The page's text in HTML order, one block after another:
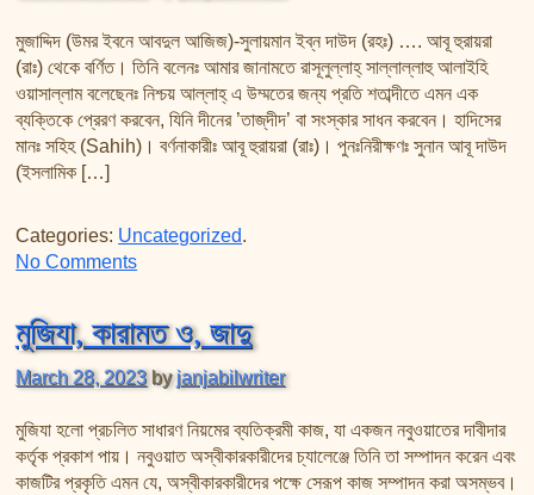
মুজাদ্দিদ (উমর ইবনে আবদুল আজিজ)-সুলায়মান ইব্‌ন দাউদ (রহঃ) …. আবূ হুরায়রা
(রাঃ) থেকে বর্ণিত। তিনি বলেনঃ আমার জানামতে রাসূলুল্লাহ্‌ সাল্লাল্লাহু আলাইহি
ওয়াসাল্লাম বলেছেনঃ নিশ্চয় আল্লাহ্‌ এ উম্মতের জন্য প্রতি শতাব্দীতে এমন এক
ব্যক্তিকে প্রেরণ করবেন, যিনি দীনের ’তাজ্‌দীদ’ বা সংস্কার সাধন করবেন। হাদিসের
মানঃ সহিহ (Sahih)। বর্ণনাকারীঃ আবূ হুরায়রা (রাঃ)। পুনঃনিরীক্ষণঃ সুনান আবূ দাউদ
(ইসলামিক […]
Categories: Uncategorized.
No Commentson প্রকৃত মুজাদ্দিদের পরিচয়!
মুজিযা, কারামত ও, জাদু
March 28, 2023 byjanjabilwriter
মুজিযা হলো প্রচলিত সাধারণ নিয়মের ব্যতিক্রমী কাজ, যা একজন নবুওয়াতের দাবীদার
কর্তৃক প্রকাশ পায়। নবুওয়াত অস্বীকারকারীদের চ্যালেঞ্জে তিনি তা সম্পাদন করেন এবং
কাজটির প্রকৃতি এমন যে, অস্বীকারকারীদের পক্ষে সেরূপ কাজ সম্পাদন করা অসম্ভব।